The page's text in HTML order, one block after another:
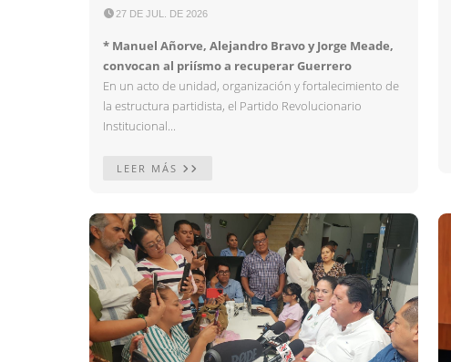
 27 DE JUL. DE 2026
* Manuel Añorve, Alejandro Bravo y Jorge Meade,
convocan al priísmo a recuperar Guerrero
En un acto de unidad, organización y fortalecimiento de
la estructura partidista, el Partido Revolucionario
Institucional...
LEER MÁS